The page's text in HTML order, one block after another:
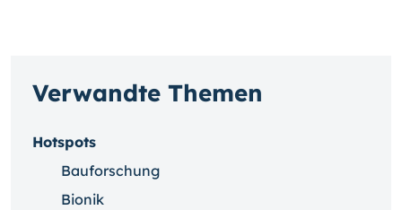
Verwandte Themen
Hotspots
Bauforschung
Bionik